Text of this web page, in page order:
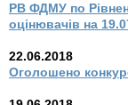
РВ ФДМУ по
оцінювачів на
22.06.2018
Оголошено